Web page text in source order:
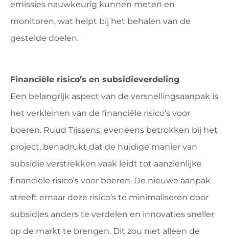
emissies nauwkeurig kunnen meten en
monitoren, wat helpt bij het behalen van de
gestelde doelen.
Financiële risico’s en subsidieverdeling
Een belangrijk aspect van de versnellingsaanpak is
het verkleinen van de financiële risico’s voor
boeren. Ruud Tijssens, eveneens betrokken bij het
project, benadrukt dat de huidige manier van
subsidie verstrekken vaak leidt tot aanzienlijke
financiële risico’s voor boeren. De nieuwe aanpak
streeft ernaar deze risico’s te minimaliseren door
subsidies anders te verdelen en innovaties sneller
op de markt te brengen. Dit zou niet alleen de